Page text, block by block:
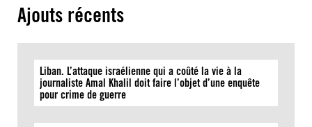
Ajouts récents
Liban. L’attaque israélienne qui a coûté la vie à la
journaliste Amal Khalil doit faire l’objet d’une enquête
pour crime de guerre